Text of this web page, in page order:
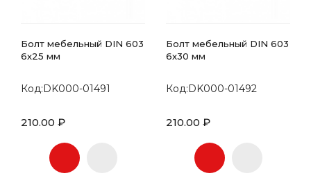
Болт мебельный DIN 603
6х25 мм
Код:DK000-01491
210.00 ₽
Болт мебельный DIN 603
6х30 мм
Код:DK000-01492
210.00 ₽